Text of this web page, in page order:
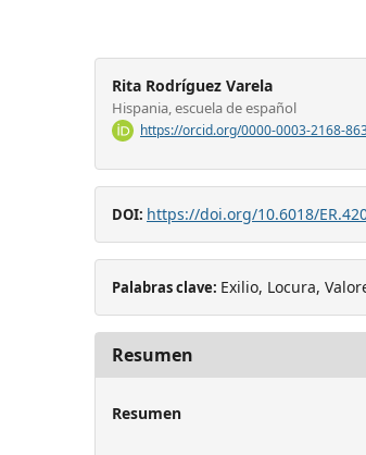
Rita Rodríguez Varela
Hispania, escuela de español
https://orcid.org/0000-0003-2168-
DOI: https://doi.org/10.6018/
Palabras clave: Exilio, Locura,
Resumen
Resumen